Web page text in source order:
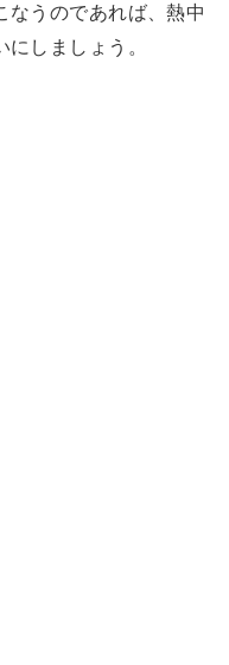
なうのであれば、熱中
しましょう。